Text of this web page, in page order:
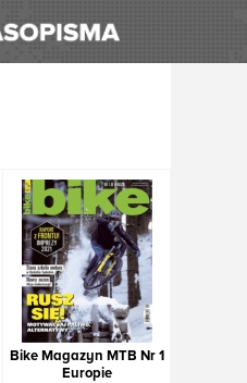
Bike Magazyn MTB Nr 1
Europie